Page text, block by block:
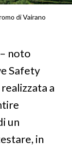
di Vairano
noto
Safety
a
un
in